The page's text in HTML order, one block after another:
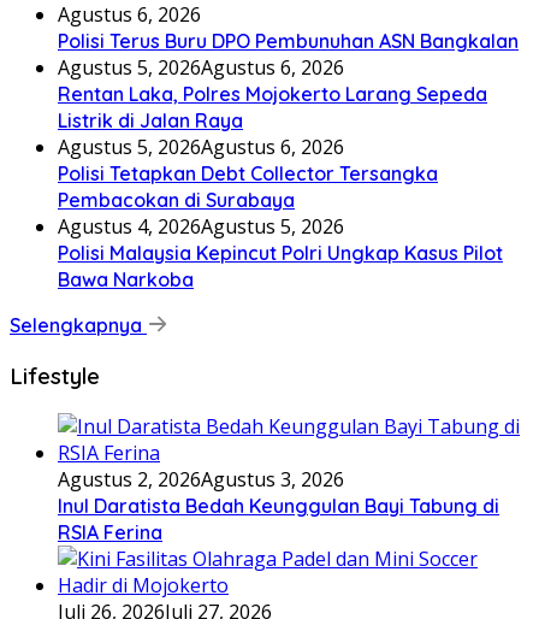
Agustus 6, 2026
Polisi Terus Buru DPO Pembunuhan ASN Bangkalan
Agustus 5, 2026Agustus 6, 2026
Rentan Laka, Polres Mojokerto Larang Sepeda
Listrik di Jalan Raya
Agustus 5, 2026Agustus 6, 2026
Polisi Tetapkan Debt Collector Tersangka
Pembacokan di Surabaya
Agustus 4, 2026Agustus 5, 2026
Polisi Malaysia Kepincut Polri Ungkap Kasus Pilot
Bawa Narkoba
Selengkapnya
Lifestyle
Agustus 2, 2026Agustus 3, 2026
Inul Daratista Bedah Keunggulan Bayi Tabung di
RSIA Ferina
Juli 26, 2026Juli 27, 2026